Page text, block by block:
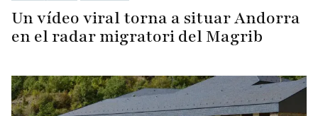
Un vídeo viral torna a situar Andorra
en el radar migratori del Magrib